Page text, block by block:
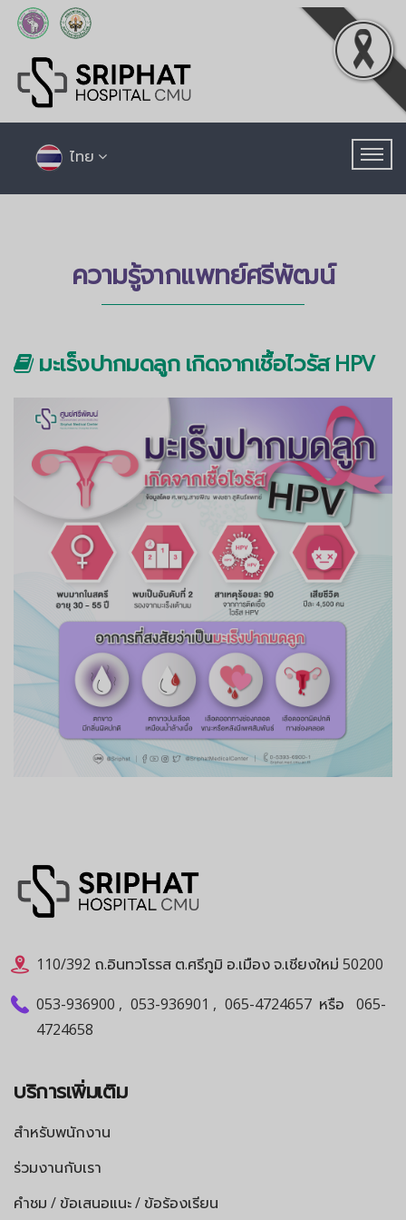
ไทย
ความรู้จากแพทย์ศรีพัฒน์
มะเร็งปากมดลูก เกิดจากเชื้อไวรัส HPV
110/392 ถ.อินทวโรรส ต.ศรีภูมิ อ.เมือง จ.เชียงใหม่ 50200
053-936900 , 053-936901 , 065-4724657 หรือ
065-
4724658
บริการเพิ่มเติม
สำหรับพนักงาน
ร่วมงานกับเรา
คำชม / ข้อเสนอแนะ / ข้อร้องเรียน